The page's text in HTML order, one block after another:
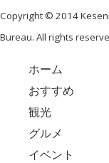
Copyright © 2014
Bureau. All rights
ホーム
おすすめ
観光
グルメ
イベント